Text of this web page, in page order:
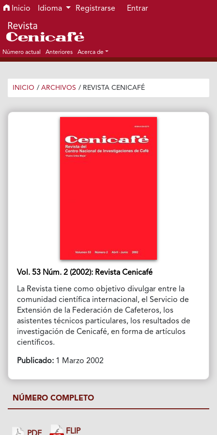
Ir al menú de navegación principal
Ir al contenido principal
Ir al pie de página del sitio
Inicio Idioma Registrarse Entrar
Número actual Anteriores Acerca de
INICIO / ARCHIVOS / REVISTA CENICAFÉ
Vol. 53 Núm. 2 (2002): Revista Cenicafé
La Revista tiene como objetivo divulgar entre la
comunidad científica internacional, el Servicio de
Extensión de la Federación de Cafeteros, los
asistentes técnicos particulares, los resultados de
investigación de Cenicafé, en forma de artículos
científicos.
Publicado:1 Marzo 2002
NÚMERO COMPLETO
FLIP